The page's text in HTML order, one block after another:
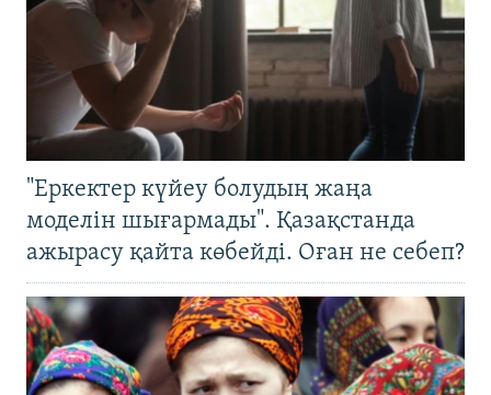
"Еркектер күйеу болудың жаңа
моделін шығармады". Қазақстанда
ажырасу қайта көбейді. Оған не себеп?